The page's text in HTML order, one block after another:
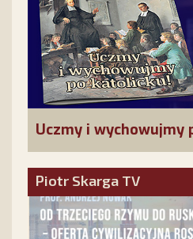
Uczmy i wychowujmy
Piotr Skarga TV